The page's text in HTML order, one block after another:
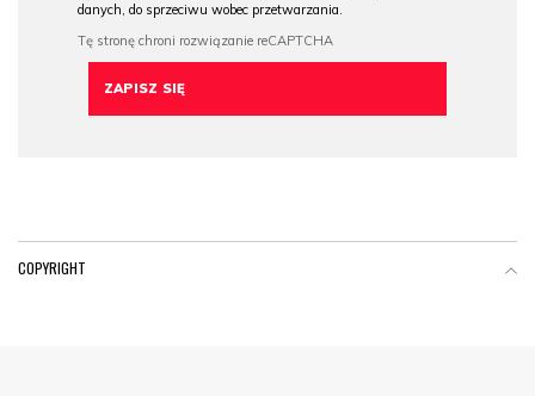
danych, do sprzeciwu wobec przetwarzania.
COPYRIGHT